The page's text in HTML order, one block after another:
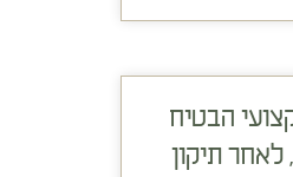
הבטיח
תיקון